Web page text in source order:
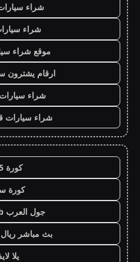
شراء
شراء
موقع شراء
ارقام يشترون
شراء
شراء سيارات
كورة 365
كورة
جول العرب goalarab
بث مباشر ريال
يلا